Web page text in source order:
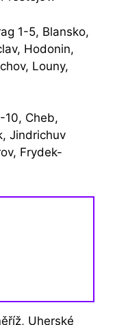
1-5, Blansko,
Hodonin,
Louny,
10, Cheb,
Jindrichuv
Frydek-
Uherské